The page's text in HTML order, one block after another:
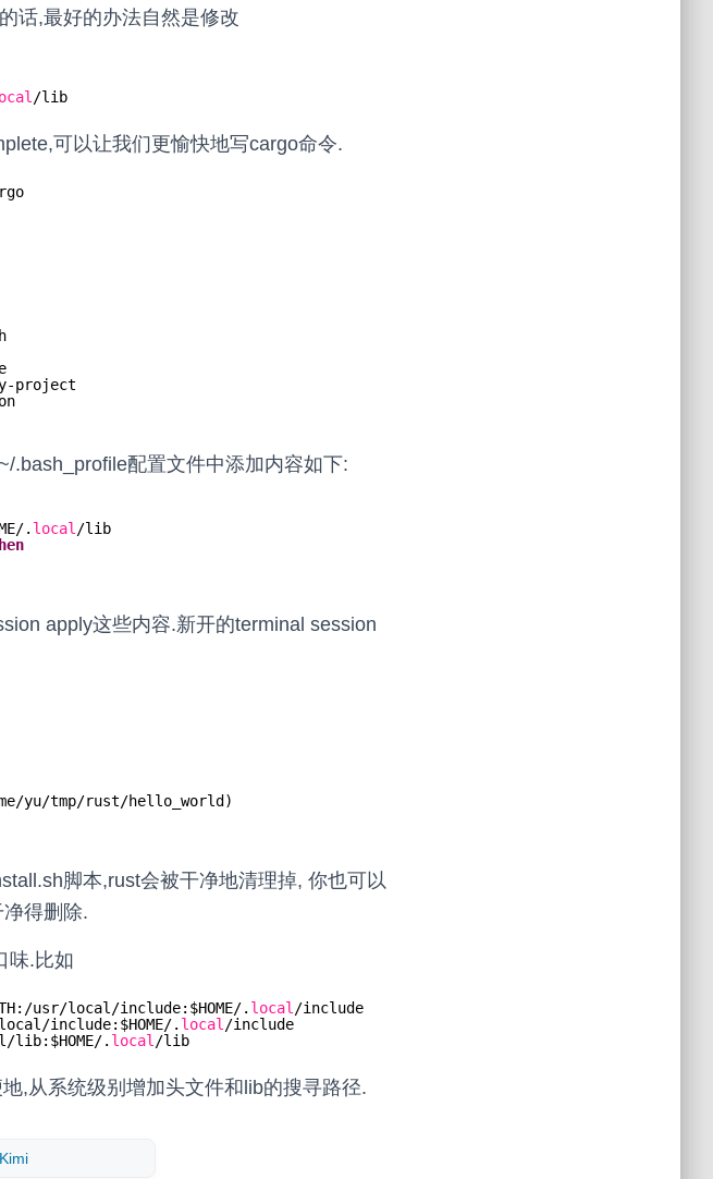
话,最好的办法自然是修改
/lib
可以让我们更愉快地写cargo命令.
project
.bash_profile配置文件中添加内容如下:
. local /lib
apply这些内容.新开的terminal session
yu/tmp/rust/hello_world )
脚本,rust会被干净地清理掉, 你也可以
得删除.
味.比如
/usr/local/include:$HOME/. local /include
include:$HOME/. local /include
lib:$HOME/. local /lib
,从系统级别增加头文件和lib的搜寻路径.